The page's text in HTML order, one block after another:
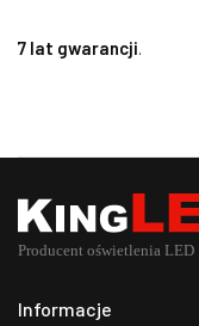
7 lat gwarancji.
Informacje